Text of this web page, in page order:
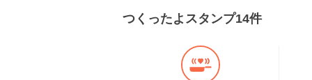
つくったよスタンプ14件